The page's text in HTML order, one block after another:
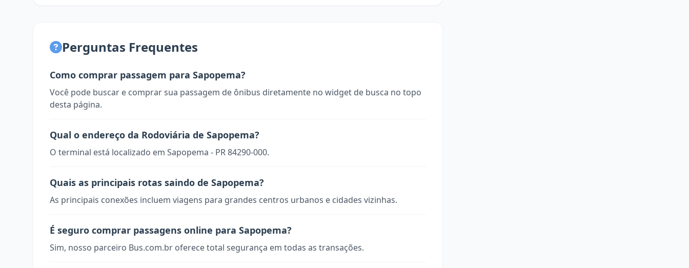
Perguntas Frequentes
Como comprar passagem para Sapopema?
Você pode buscar e comprar sua passagem de ônibus diretamente no widget de busca no topo
desta página.
Qual o endereço da Rodoviária de Sapopema?
O terminal está localizado em Sapopema - PR 84290-000.
Quais as principais rotas saindo de Sapopema?
As principais conexões incluem viagens para grandes centros urbanos e cidades vizinhas.
É seguro comprar passagens online para Sapopema?
Sim, nosso parceiro Bus.com.br oferece total segurança em todas as transações.